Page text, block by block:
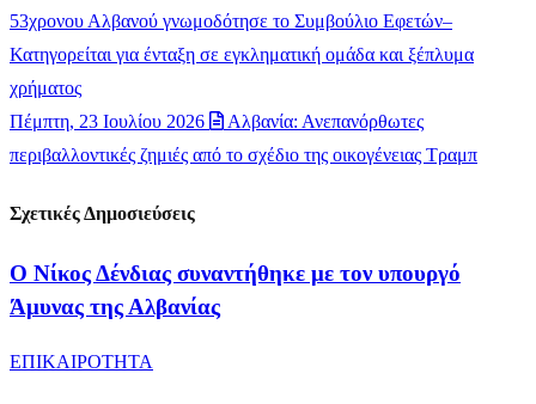
53χρονου Αλβανού γνωμοδότησε το Συμβούλιο Εφετών–
Κατηγορείται για ένταξη σε εγκληματική ομάδα και ξέπλυμα
χρήματος
Πέμπτη, 23 Ιουλίου 2026
Αλβανία: Ανεπανόρθωτες
περιβαλλοντικές ζημιές από το σχέδιο της οικογένειας Τραμπ
Σχετικές Δημοσιεύσεις
Ο Νίκος Δένδιας συναντήθηκε με τον υπουργό
Άμυνας της Αλβανίας
ΕΠΙΚΑΙΡΟΤΗΤΑ